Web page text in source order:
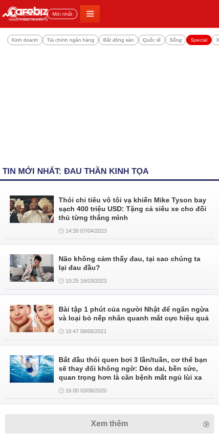
Đọc nhiều Mới nhất
Kinh doanh Tài chính ngân hàng Bất động sản Quốc tế Sống Special
TIN MỚI NHẤT: ĐAU THẦN KINH TỌA
Thói chi tiêu vô tôi vạ khiến Mike Tyson bay
sạch 400 triệu USD: Tặng cả siêu xe cho đối
thủ từng thắng mình
14:30 07/04/2023
Não không cảm thấy đau, tại sao chúng ta
lại đau đầu?
10:25 16/03/2023
Bài tập 1 phút của người Nhật để ngăn ngừa
và loại bỏ nếp nhăn quanh mắt cực hiệu quả
15:47 08/06/2021
Bắt đầu thói quen bơi 3 lần/tuần, cơ thể bạn
sẽ thay đổi không ngờ: Dẻo dai, bền sức,
quan trọng hơn là căn bệnh mất ngủ lùi xa
16:00 03/06/2020
Xem thêm